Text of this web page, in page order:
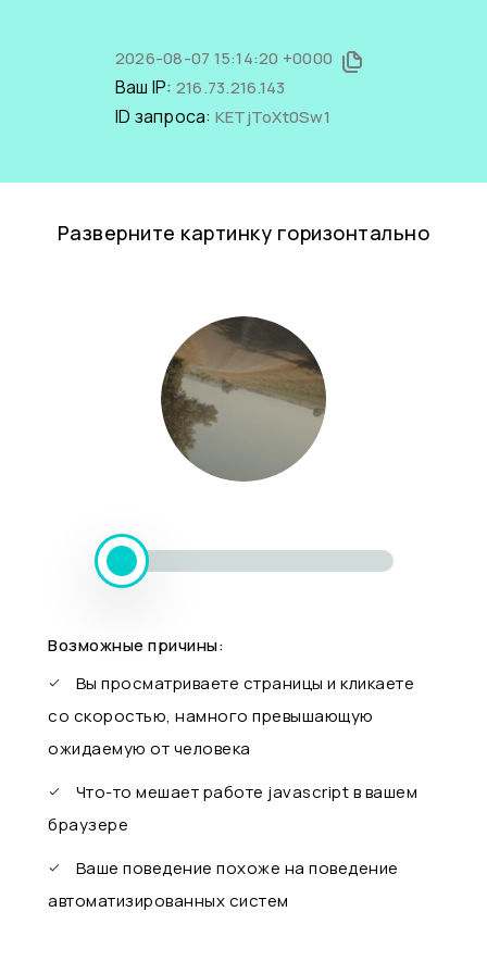
2026-08-07 15:14:20 +0000
Ваш IP: 216.73.216.143
ID запроса: KETjToXt0Sw1
Разверните картинку горизонтально
Возможные причины:
Вы просматриваете страницы и кликаете
со скоростью, намного превышающую
ожидаемую от человека
Что-то мешает работе javascript в вашем
браузере
Ваше поведение похоже на поведение
автоматизированных систем